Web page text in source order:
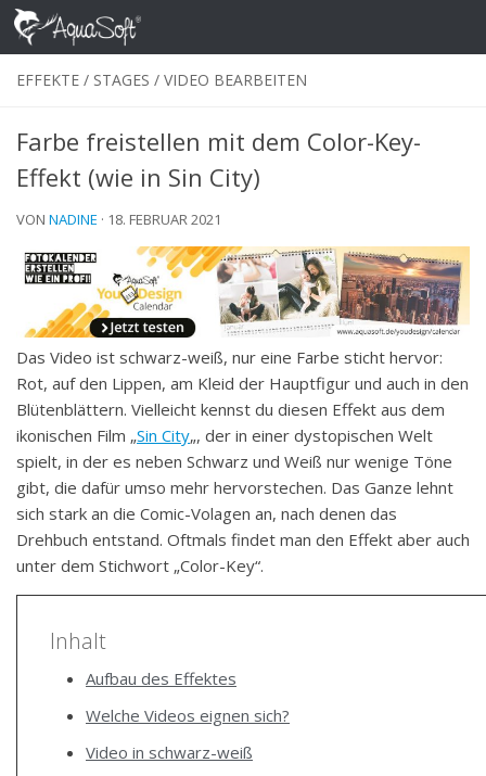
Skip to content
EFFEKTE / STAGES / VIDEO BEARBEITEN
Farbe freistellen mit dem Color-Key-
Effekt (wie in Sin City)
VON NADINE · 18. FEBRUAR 2021
Das Video ist schwarz-weiß, nur eine Farbe sticht hervor:
Rot, auf den Lippen, am Kleid der Hauptfigur und auch in den
Blütenblättern. Vielleicht kennst du diesen Effekt aus dem
ikonischen Film „Sin City„, der in einer dystopischen Welt
spielt, in der es neben Schwarz und Weiß nur wenige Töne
gibt, die dafür umso mehr hervorstechen. Das Ganze lehnt
sich stark an die Comic-Volagen an, nach denen das
Drehbuch entstand. Oftmals findet man den Effekt aber auch
unter dem Stichwort „Color-Key“.
Inhalt
Aufbau des Effektes
Welche Videos eignen sich?
Video in schwarz-weiß